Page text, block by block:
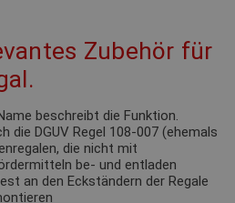
Zubehör für
beschreibt die Funktion.
die DGUV Regel 108-007 (ehemals
die nicht mit
be- und entladen
an den Eckständern der Regale